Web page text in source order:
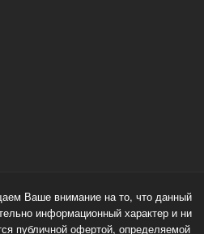
Ваше внимание на то, что данный
информационный характер и ни
публичной офертой, определяемой